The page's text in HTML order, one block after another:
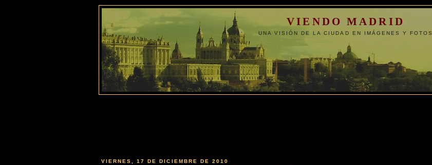
VIENDO MADRID
UNA VISIÓN DE LA CIUDAD EN IMÁGENES Y FOTOS
VIERNES, 17 DE DICIEMBRE DE 2010